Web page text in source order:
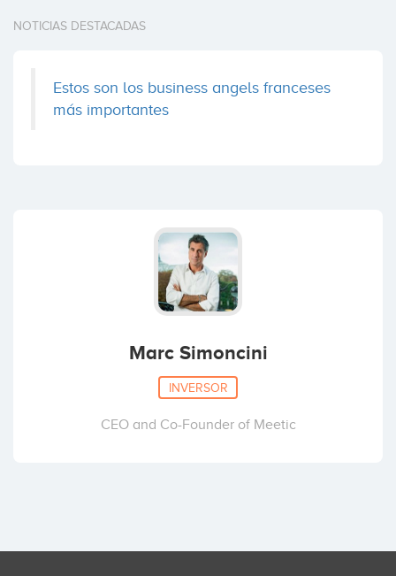
NOTICIAS DESTACADAS
Estos son los business angels franceses
más importantes
Marc Simoncini
INVERSOR
CEO and Co-Founder of Meetic